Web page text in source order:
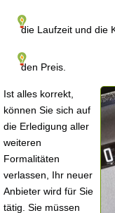
die Laufzeit und die
den Preis.
Ist alles korrekt,
können Sie sich auf
die Erledigung aller
weiteren
Formalitäten
verlassen, Ihr neuer
Anbieter wird für Sie
tätig. Sie müssen